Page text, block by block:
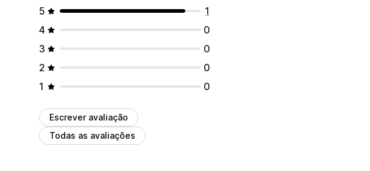
5
1
4
0
3
0
2
0
1
0
Escrever avaliação
Todas as avaliações